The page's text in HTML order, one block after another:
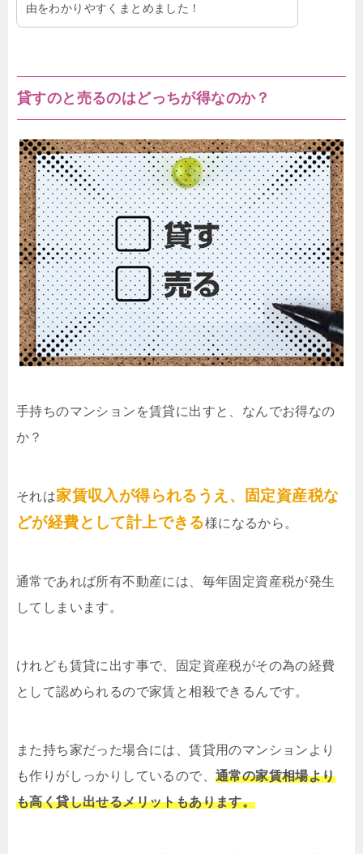
由をわかりやすくまとめました！
貸すのと売るのはどっちが得なのか？
手持ちのマンションを賃貸に出すと、なんでお得なの
か？
それは家賃収入が得られるうえ、固定資産税な
どが経費として計上できる様になるから。
通常であれば所有不動産には、毎年固定資産税が発生
してしまいます。
けれども賃貸に出す事で、固定資産税がその為の経費
として認められるので家賃と相殺できるんです。
また持ち家だった場合には、賃貸用のマンションより
も作りがしっかりしているので、 通常の家賃相場より
も高く貸し出せるメリットもあります。